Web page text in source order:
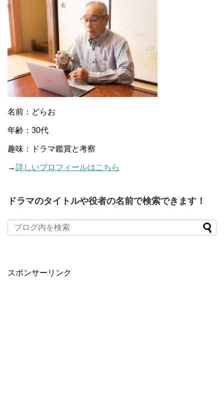
名前：どらお
年齢：30代
趣味：ドラマ鑑賞と考察
→詳しいプロフィールはこちら
ドラマのタイトルや役者の名前で検索できます！
スポンサーリンク